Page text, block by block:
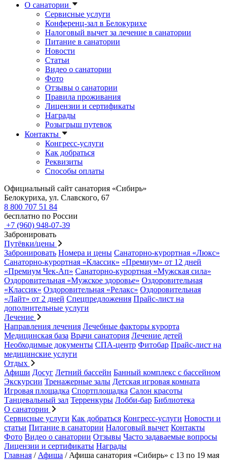
О санатории
Сервисные услуги
Конференц-зал в Белокурихе
Налоговый вычет за лечение в санатории
Питание в санатории
Новости
Статьи
Видео о санатории
Фото
Отзывы о санатории
Правила проживания
Лицензии и сертификаты
Награды
Розыгрыш путевок
Контакты
Конгресс-услуги
Как добраться
Реквизиты
Способы оплаты
Официальный сайт санатория «Сибирь»
Белокуриха, ул. Славского, 67
8 800 707 51 84
бесплатно по России
+7 (960) 948-07-39
Забронировать
Путёвки/цены
Забронировать Номера и цены Санаторно-курортная «Люкс»
Санаторно-курортная «Классик» «Премиум» от 12 дней
«Премиум Чек-Ап» Санаторно-курортная «Мужская сила»
Оздоровительная «Мужское здоровье» Оздоровительная
«Классик» Оздоровительная «Релакс» Оздоровительная
«Лайт» от 2 дней Спецпредложения Прайс-лист на
дополнительные услуги
Лечение
Направления лечения Лечебные факторы курорта
Медицинская база Врачи санатория Лечение детей
Необходимые документы СПА-центр Фитобар Прайс-лист на
медицинские услуги
Отдых
Афиши Досуг Летний бассейн Банный комплекс с бассейном
Экскурсии Тренажерные залы Детская игровая комната
Игровая площадка Спортплощадка Салон красоты
Танцевальный зал Терренкуры Лобби-бар Библиотека
О санатории
Сервисные услуги Как добраться Конгресс-услуги Новости и
статьи Питание в санатории Налоговый вычет Контакты
Фото Видео о санатории Отзывы Часто задаваемые вопросы
Лицензии и сертификаты Награды
Главная / Афиша / Афиша санатория «Сибирь» с 13 по 19 мая